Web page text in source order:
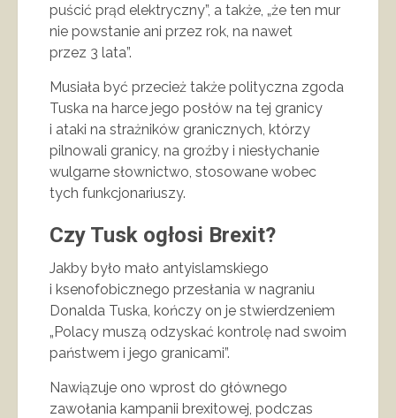
puścić prąd elektryczny”, a także, „że ten mur
nie powstanie ani przez rok, na nawet
przez 3 lata”.
Musiała być przecież także polityczna zgoda
Tuska na harce jego posłów na tej granicy
i ataki na strażników granicznych, którzy
pilnowali granicy, na groźby i niesłychanie
wulgarne słownictwo, stosowane wobec
tych funkcjonariuszy.
Czy Tusk ogłosi Brexit?
Jakby było mało antyislamskiego
i ksenofobicznego przesłania w nagraniu
Donalda Tuska, kończy on je stwierdzeniem
„Polacy muszą odzyskać kontrolę nad swoim
państwem i jego granicami”.
Nawiązuje ono wprost do głównego
zawołania kampanii brexitowej, podczas